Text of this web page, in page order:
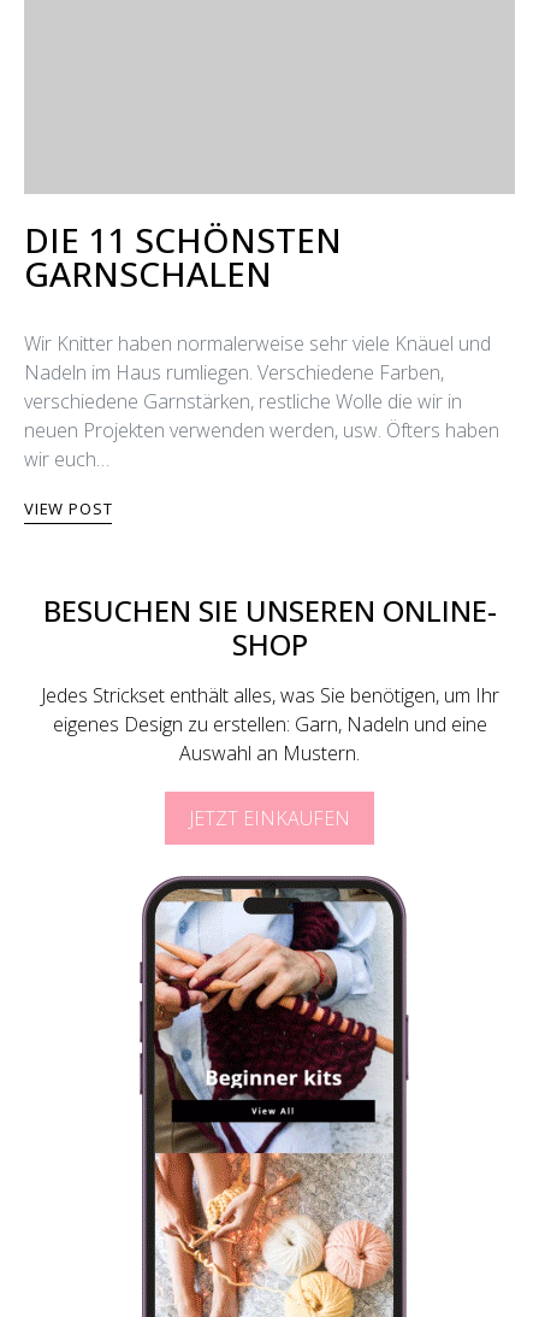
DIE 11 SCHÖNSTEN
GARNSCHALEN
Wir Knitter haben normalerweise sehr viele Knäuel und
Nadeln im Haus rumliegen. Verschiedene Farben,
verschiedene Garnstärken, restliche Wolle die wir in
neuen Projekten verwenden werden, usw. Öfters haben
wir euch…
VIEW POST
BESUCHEN SIE UNSEREN ONLINE-
SHOP
Jedes Strickset enthält alles, was Sie benötigen, um Ihr
eigenes Design zu erstellen: Garn, Nadeln und eine
Auswahl an Mustern.
JETZT EINKAUFEN